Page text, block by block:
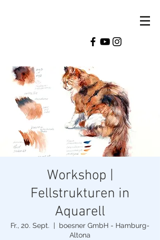
Workshop |
Fellstrukturen in
Aquarell
Fr., 20. Sept.
  |
boesner GmbH - Hamburg-
Altona